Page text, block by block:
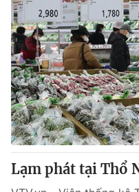
Lạm phát tại Thổ